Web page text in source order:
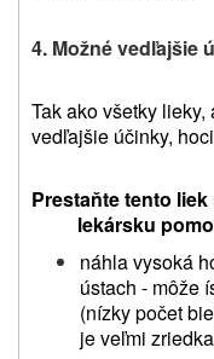
4. Možné vedľajšie
Tak ako všetky
vedľajšie účinky,
Prestaňte tento
lekársku
náhla vysoká
ústach - môže
(nízky počet
je veľmi